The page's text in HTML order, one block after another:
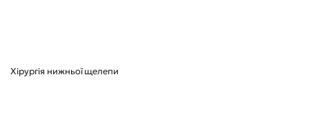
Хірургія нижньої щелепи